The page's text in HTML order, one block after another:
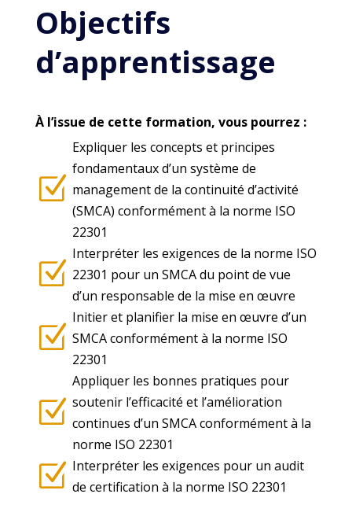
Objectifs
d’apprentissage
À l’issue de cette formation, vous pourrez :
Z
Expliquer les concepts et principes
fondamentaux d’un système de
management de la continuité d’activité
(SMCA) conformément à la norme ISO
22301
Z
Interpréter les exigences de la norme ISO
22301 pour un SMCA du point de vue
d’un responsable de la mise en œuvre
Z
Initier et planifier la mise en œuvre d’un
SMCA conformément à la norme ISO
22301
Z
Appliquer les bonnes pratiques pour
soutenir l’efficacité et l’amélioration
continues d’un SMCA conformément à la
norme ISO 22301
Z Interpréter les exigences pour un audit
de certification à la norme ISO 22301